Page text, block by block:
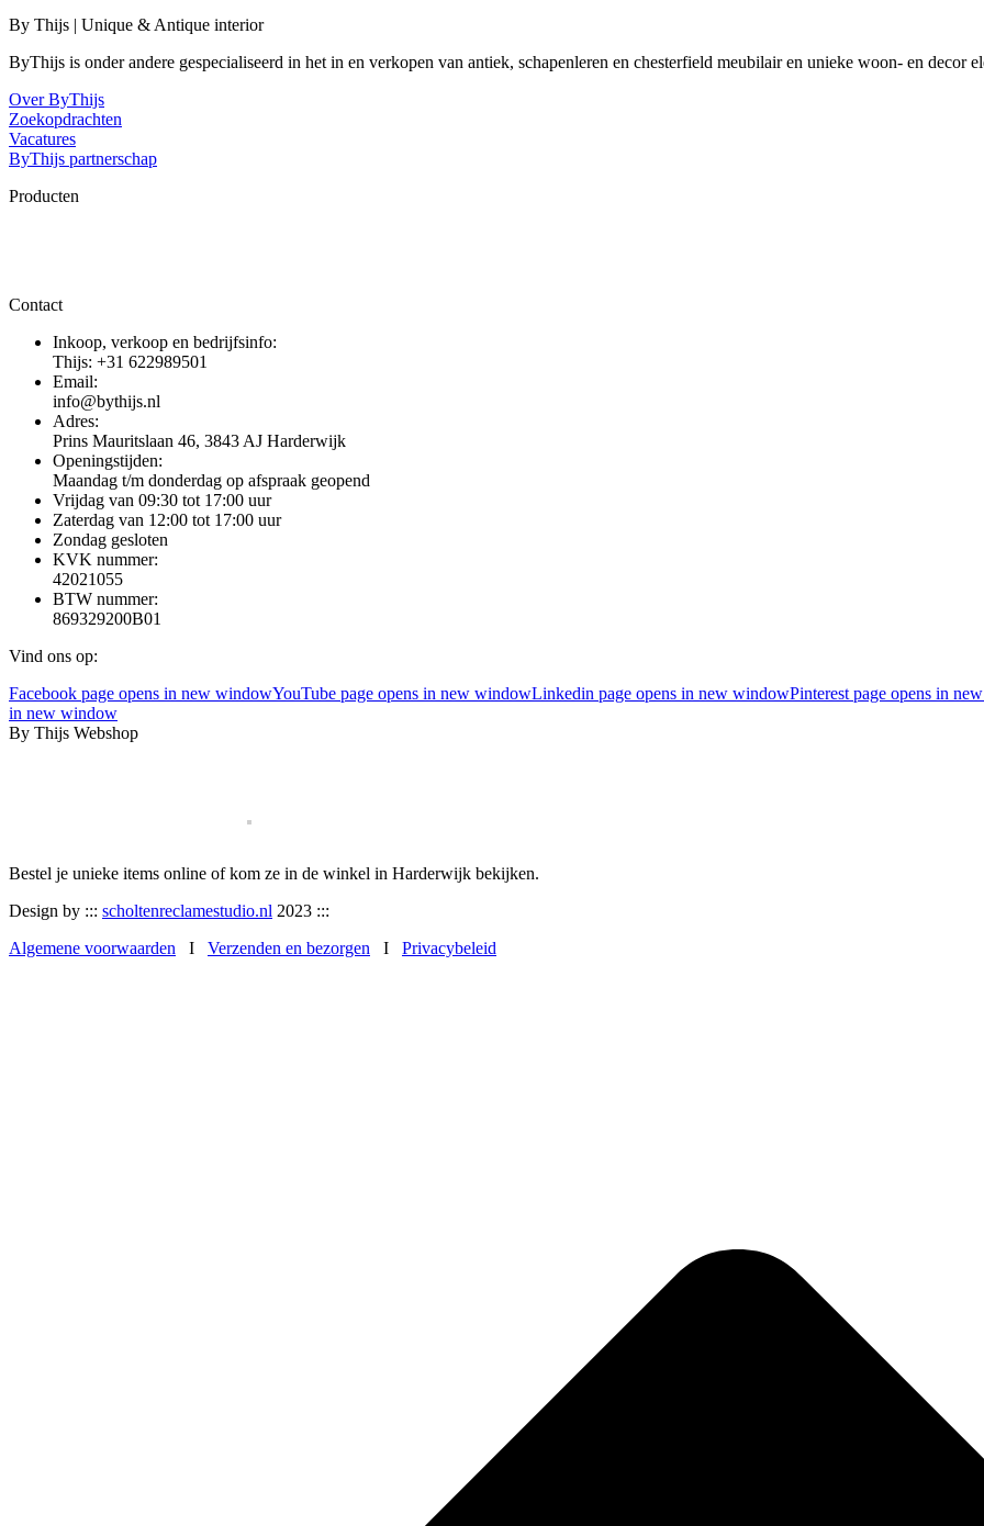
By Thijs | Unique & Antique interior
ByThijs is onder andere gespecialiseerd in het in en verkopen van antiek, schapenleren en chesterfield meubilair en unieke woon- en decor
Over ByThijs
Zoekopdrachten
Vacatures
ByThijs partnerschap
Producten
Contact
Inkoop, verkoop en bedrijfsinfo:
Thijs: +31 622989501
Email:
info@bythijs.nl
Adres:
Prins Mauritslaan 46, 3843 AJ Harderwijk
Openingstijden:
Maandag t/m donderdag op afspraak geopend
Vrijdag van 09:30 tot 17:00 uur
Zaterdag van 12:00 tot 17:00 uur
Zondag gesloten
KVK nummer:
42021055
BTW nummer:
869329200B01
Vind ons op:
Facebook page opens in new windowYouTube page opens in new windowLinkedin page opens in new windowPinterest page opens in
in new window
By Thijs Webshop
Bestel je unieke items online of kom ze in de winkel in Harderwijk bekijken.
Design by ::: scholtenreclamestudio.nl 2023 :::
Algemene voorwaarden I Verzenden en bezorgen I Privacybeleid